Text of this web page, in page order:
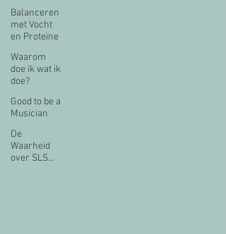
Balanceren
met Vocht
en Proteïne
Waarom
doe ik wat ik
doe?
Good to be a
Musician
De
Waarheid
over SLS...